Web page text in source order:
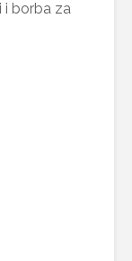
i borba za